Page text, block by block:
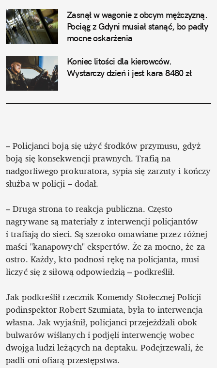
Zasnął w wagonie z obcym mężczyzną.
Pociąg z Gdyni musiał stanąć, bo padły
mocne oskarżenia
Koniec litości dla kierowców.
Wystarczy dzień i jest kara 8480 zł
– Policjanci boją się użyć środków przymusu, gdyż
boją się konsekwencji prawnych. Trafią na
nadgorliwego prokuratora, sypia się zarzuty i kończy
służba w policji – dodał.
– Druga strona to reakcja publiczna. Często
nagrywane są materiały z interwencji policjantów
i trafiają do sieci. Są szeroko omawiane przez różnej
maści "kanapowych" ekspertów. Że za mocno, że za
ostro. Każdy, kto podnosi rękę na policjanta, musi
liczyć się z siłową odpowiedzią – podkreślił.
Jak podkreślił rzecznik Komendy Stołecznej Policji
podinspektor Robert Szumiata, była to interwencja
własna. Jak wyjaśnił, policjanci przejeżdżali obok
bulwarów wiślanych i podjęli interwencję wobec
dwojga ludzi leżących na deptaku. Podejrzewali, że
padli oni ofiarą przestępstwa.